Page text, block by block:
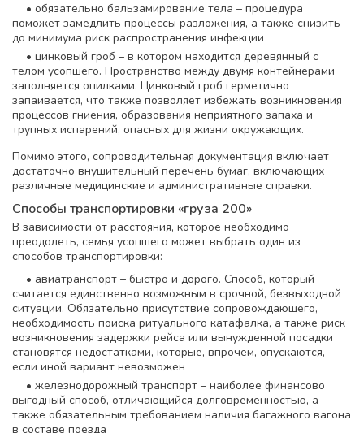
• обязательно бальзамирование тела – процедура
поможет замедлить процессы разложения, а также снизить
до минимума риск распространения инфекции
• цинковый гроб – в котором находится деревянный с
телом усопшего. Пространство между двумя контейнерами
заполняется опилками. Цинковый гроб герметично
запаивается, что также позволяет избежать возникновения
процессов гниения, образования неприятного запаха и
трупных испарений, опасных для жизни окружающих.
Помимо этого, сопроводительная документация включает
достаточно внушительный перечень бумаг, включающих
различные медицинские и административные справки.
Способы транспортировки «груза 200»
В зависимости от расстояния, которое необходимо
преодолеть, семья усопшего может выбрать один из
способов транспортировки:
• авиатранспорт – быстро и дорого. Способ, который
считается единственно возможным в срочной, безвыходной
ситуации. Обязательно присутствие сопровождающего,
необходимость поиска ритуального катафалка, а также риск
возникновения задержки рейса или вынужденной посадки
становятся недостатками, которые, впрочем, опускаются,
если иной вариант невозможен
• железнодорожный транспорт – наиболее финансово
выгодный способ, отличающийся долговременностью, а
также обязательным требованием наличия багажного вагона
в составе поезда